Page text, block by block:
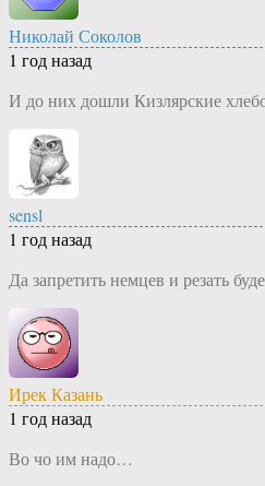
Николай Соколов
1 год назад
И до них дошли Кизлярские
sensl
1 год назад
Да запретить немцев и резать
Ирек Казань
1 год назад
Во чо им надо…